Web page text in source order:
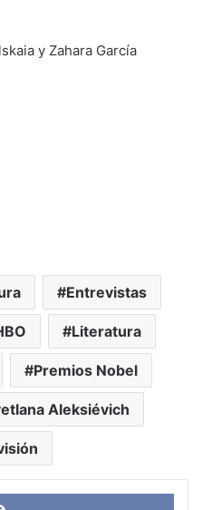
y Zahara García
Entrevistas
Literatura
Premios Nobel
Aleksiévich